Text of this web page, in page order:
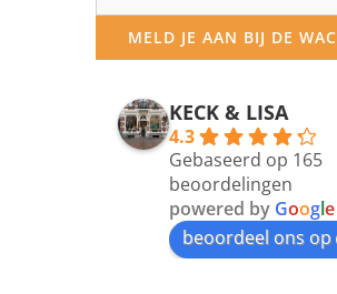
your
email
MELD JE AAN BIJ DE
KECK & LISA
4.3
Gebaseerd op 165
beoordelingen
powered by Google
beoordeel ons op
12 maanden
Waarom in hemelsnaam
de woonwinkel op de
klippen  laten lopen?
moeten nu de design